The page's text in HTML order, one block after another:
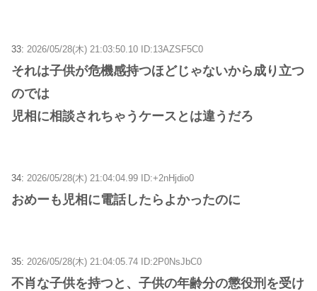
33: 2026/05/28(木) 21:03:50.10 ID:13AZSF5C0
それは子供が危機感持つほどじゃないから成り立つ
のでは
児相に相談されちゃうケースとは違うだろ
34: 2026/05/28(木) 21:04:04.99 ID:+2nHjdio0
おめーも児相に電話したらよかったのに
35: 2026/05/28(木) 21:04:05.74 ID:2P0NsJbC0
不肖な子供を持つと、子供の年齢分の懲役刑を受け